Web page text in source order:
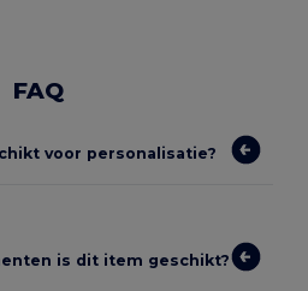
FAQ
voor personalisatie?
is dit item geschikt?